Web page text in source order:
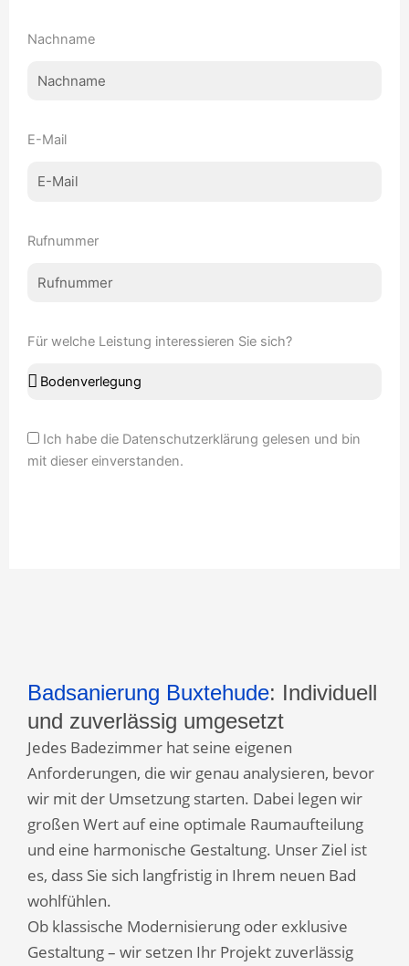
Nachname
E-Mail
Rufnummer
Für welche Leistung interessieren Sie sich?
Ich habe die Datenschutzerklärung gelesen und bin
mit dieser einverstanden.
Badsanierung Buxtehude: Individuell
und zuverlässig umgesetzt
Jedes Badezimmer hat seine eigenen
Anforderungen, die wir genau analysieren, bevor
wir mit der Umsetzung starten. Dabei legen wir
großen Wert auf eine optimale Raumaufteilung
und eine harmonische Gestaltung. Unser Ziel ist
es, dass Sie sich langfristig in Ihrem neuen Bad
wohlfühlen.
Ob klassische Modernisierung oder exklusive
Gestaltung – wir setzen Ihr Projekt zuverlässig